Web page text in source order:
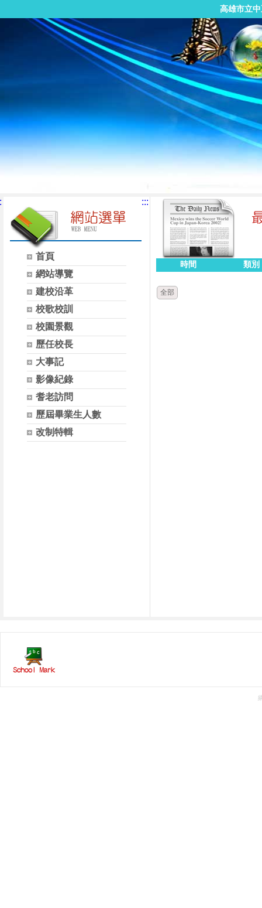
高雄市立
首頁
網站導覽
建校沿革
校歌校訓
校園景觀
歷任校長
大事記
影像紀錄
耆老訪問
歷屆畢業生人數
改制特輯
:::
時間 類別
全部